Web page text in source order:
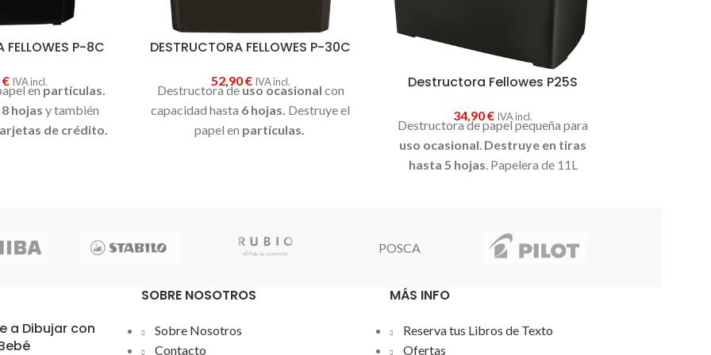
FELLOWES P-8C
€ IVA incl.
enpartículas.
hojas y también
de crédito.
DESTRUCTORA FELLOWES P-30C
52,90€ IVA incl.
Destructora deuso ocasional con
capacidad hasta 6 hojas. Destruye el
papel en partículas.
Destructora Fellowes P25S
34,90€ IVA incl.
Destructora de papel pequeña para
uso ocasional. Destruye en tiras
hasta 5 hojas. Papelera de 11L
POSCA
a Dibujar con
SOBRE NOSOTROS
Sobre Nosotros
Contacto
MÁS INFO
Reserva tus Libros de Texto
Ofertas